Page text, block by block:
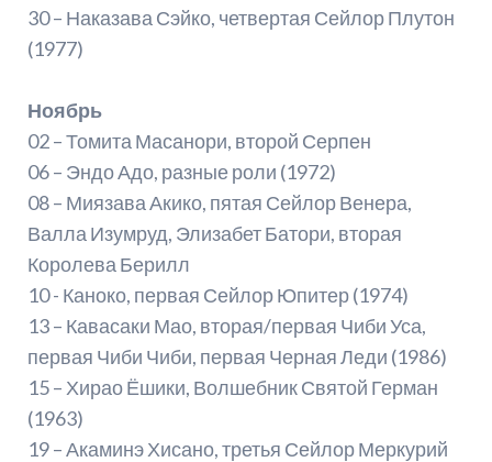
30 – Наказава Сэйко, четвертая Сейлор Плутон
(1977)
Ноябрь
02 – Томита Масанори, второй Серпен
06 – Эндо Адо, разные роли (1972)
08 – Миязава Акико, пятая Сейлор Венера,
Валла Изумруд, Элизабет Батори, вторая
Королева Берилл
10 - Каноко, первая Сейлор Юпитер (1974)
13 – Кавасаки Мао, вторая/первая Чиби Уса,
первая Чиби Чиби, первая Черная Леди (1986)
15 – Хирао Ёшики, Волшебник Святой Герман
(1963)
19 – Акаминэ Хисано, третья Сейлор Меркурий